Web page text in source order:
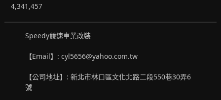
4,341,457
Speedy競速車業改裝
【Email】: cyl5656@yahoo.com.tw
【公司地址】: 新北市林口區文化北路二段550巷30弄6
號